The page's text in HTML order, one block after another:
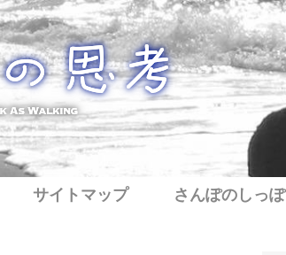
サイトマップ さんぽのしっぽ